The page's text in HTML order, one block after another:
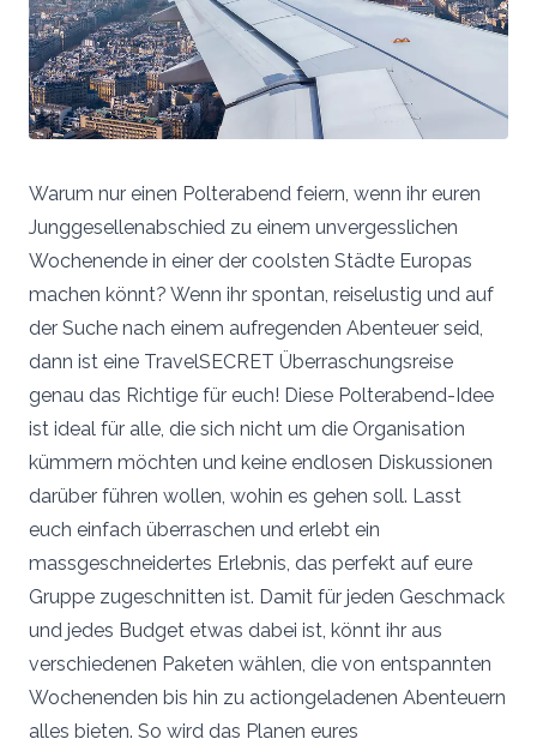
Warum nur einen Polterabend feiern, wenn ihr euren
Junggesellenabschied zu einem unvergesslichen
Wochenende in einer der coolsten Städte Europas
machen könnt? Wenn ihr spontan, reiselustig und auf
der Suche nach einem aufregenden Abenteuer seid,
dann ist eine TravelSECRET Überraschungsreise
genau das Richtige für euch! Diese Polterabend-Idee
ist ideal für alle, die sich nicht um die Organisation
kümmern möchten und keine endlosen Diskussionen
darüber führen wollen, wohin es gehen soll. Lasst
euch einfach überraschen und erlebt ein
massgeschneidertes Erlebnis, das perfekt auf eure
Gruppe zugeschnitten ist. Damit für jeden Geschmack
und jedes Budget etwas dabei ist, könnt ihr aus
verschiedenen Paketen wählen, die von entspannten
Wochenenden bis hin zu actiongeladenen Abenteuern
alles bieten. So wird das Planen eures